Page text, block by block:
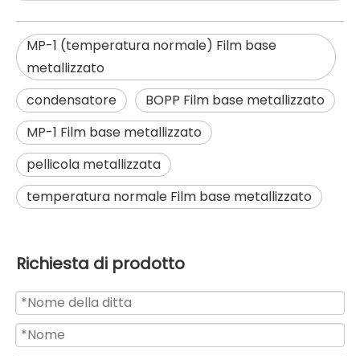
MP-1 (temperatura normale) Film base
metallizzato
condensatore
BOPP Film base metallizzato
MP-1 Film base metallizzato
pellicola metallizzata
temperatura normale Film base metallizzato
Richiesta di prodotto